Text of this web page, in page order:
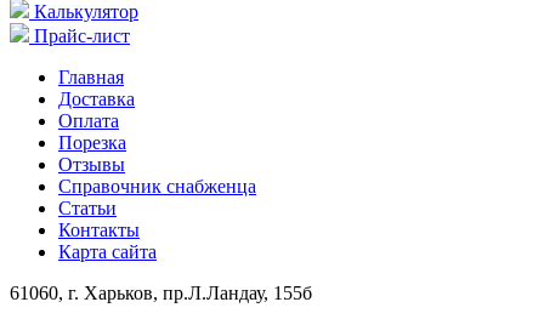
Калькулятор
Прайс-лист
Главная
Доставка
Оплата
Порезка
Отзывы
Справочник снабженца
Статьи
Контакты
Карта сайта
61060, г. Харьков, пр.Л.Ландау, 155б